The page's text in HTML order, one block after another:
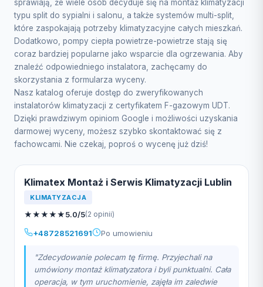
sprawiają, że wiele osób decyduje się na montaż klimatyzacji
typu split do sypialni i salonu, a także systemów multi-split,
które zaspokajają potrzeby klimatyzacyjne całych mieszkań.
Dodatkowo, pompy ciepła powietrze-powietrze stają się
coraz bardziej popularne jako wsparcie dla ogrzewania. Aby
znaleźć odpowiedniego instalatora, zachęcamy do
skorzystania z formularza wyceny.
Nasz katalog oferuje dostęp do zweryfikowanych
instalatorów klimatyzacji z certyfikatem F-gazowym UDT.
Dzięki prawdziwym opiniom Google i możliwości uzyskania
darmowej wyceny, możesz szybko skontaktować się z
fachowcami. Nie czekaj, poproś o wycenę już dziś!
Klimatex Montaż i Serwis Klimatyzacji Lublin
KLIMATYZACJA
★★★★★5.0/5(2 opinii)
+48728521691 Po umowieniu
"Zdecydowanie polecam tę firmę. Przyjechali na
umówiony montaż klimatyzatora i byli punktualni. Cała
operacja, w tym uruchomienie, zajęła im zaledwie